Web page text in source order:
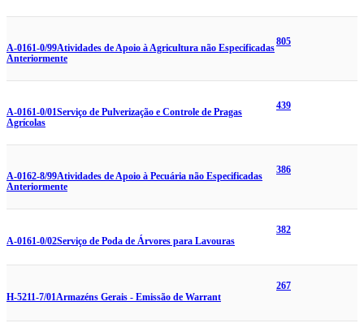
A-0161-0/99Atividades de Apoio à Agricultura não Especificadas
Anteriormente
805
A-0161-0/01Serviço de Pulverização e Controle de Pragas
Agrícolas
439
A-0162-8/99Atividades de Apoio à Pecuária não Especificadas
Anteriormente
386
A-0161-0/02Serviço de Poda de Árvores para Lavouras
382
H-5211-7/01Armazéns Gerais - Emissão de Warrant
267